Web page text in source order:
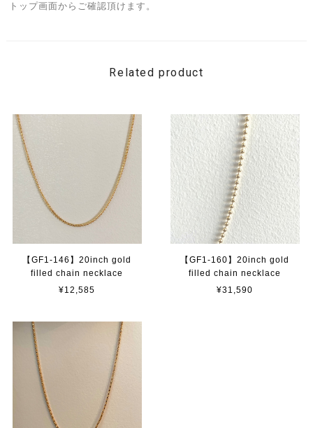
トップ画面からご確認頂けます。
Related product
【GF1-146】20inch gold
filled chain necklace
¥12,585
【GF1-160】20inch gold
filled chain necklace
¥31,590